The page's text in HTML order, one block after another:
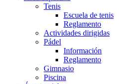
Tenis
Escuela de tenis
Reglamento
Actividades dirigidas
Pádel
Información
Reglamento
Gimnasio
Piscina